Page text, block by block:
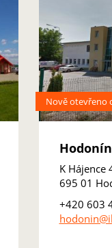
Nově otevřeno
K Hájence
695 01
+420 603